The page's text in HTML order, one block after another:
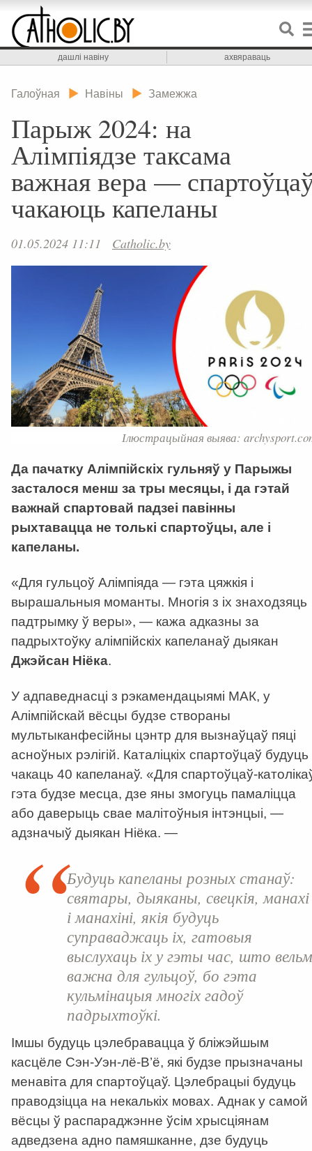
дашлі навіну ахвяраваць
Галоўная Навіны Замежжа
Парыж 2024: на
Алімпіядзе таксама
важная вера —
чакаюць капеланы
01.05.2024 11:11 Catholic.by
Ілюстрацыйная выява:
Да пачатку Алімпійскіх гульняў у Парыжы
засталося менш за тры месяцы, і да гэтай
важнай спартовай падзеі павінны
рыхтавацца не толькі спартоўцы, але і
капеланы.
«Для гульцоў Алімпіяда — гэта цяжкія і
вырашальныя моманты. Многія з іх знаходзяць
падтрымку ў веры», — кажа адказны за
падрыхтоўку алімпійскіх капеланаў дыякан
Джэйсан Ніёка.
У адпаведнасці з рэкамендацыямі МАК, у
Алімпійскай вёсцы будзе створаны
мультыканфесійны цэнтр для вызнаўцаў пяці
асноўных рэлігій. Каталіцкіх спартоўцаў будуць
чакаць 40 капеланаў. «Для спартоўцаў-
гэта будзе месца, дзе яны змогуць памаліцца
або даверыць свае малітоўныя інтэнцыі, —
адзначыў дыякан Ніёка. —
Будуць капеланы розных станаў:
святары, дыяканы, свецкія, манахі
і манахіні, якія будуць
суправаджаць іх, гатовыя
выслухаць іх у гэты час, што
важна для гульцоў, бо гэта
кульмінацыя многіх гадоў
падрыхтоўкі.
Імшы будуць цэлебравацца ў бліжэйшым
касцёле Сэн-Уэн-лё-В’ё, які будзе прызначаны
менавіта для спартоўцаў. Цэлебрацыі будуць
праводзіцца на некалькіх мовах. Аднак у самой
вёсцы ў распараджэнне ўсім хрысціянам
адведзена адно памяшканне, дзе будуць